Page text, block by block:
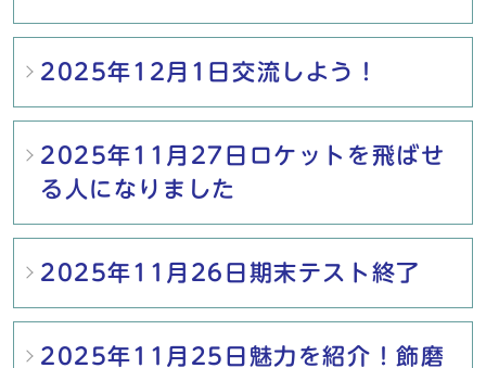
2025年12月1日交流しよう！
2025年11月27日ロケットを飛ばせ
る人になりました
2025年11月26日期末テスト終了
2025年11月25日魅力を紹介！飾磨